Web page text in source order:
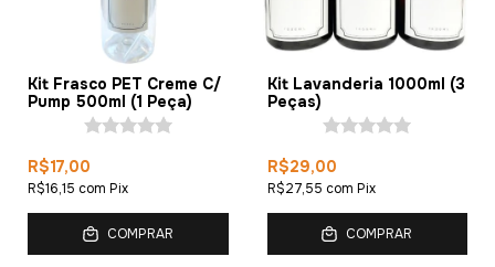
Kit Frasco PET Creme C/
Pump 500ml (1 Peça)
R$17,00
R$16,15 com Pix
COMPRAR
Kit Lavanderia 1000ml (3
Peças)
R$29,00
R$27,55 com Pix
COMPRAR